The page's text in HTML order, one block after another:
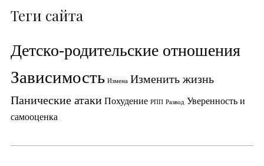
Теги сайта
Детско-родительские отношения
Зависимость Измена Изменить жизнь
Панические атаки Похудение РПП Развод Уверенность и
самооценка